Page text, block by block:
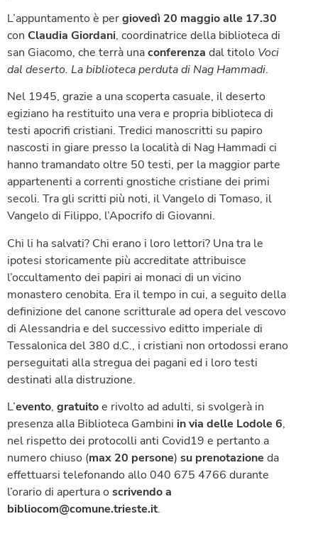
L’appuntamento è pergiovedì 20 maggio alle 17.30
con Claudia Giordani, coordinatrice della biblioteca di
san Giacomo, che terrà unaconferenza dal titolo Voci
dal deserto. La biblioteca perduta di Nag Hammadi.
Nel 1945, grazie a una scoperta casuale, il deserto
egiziano ha restituito una vera e propria biblioteca di
testi apocrifi cristiani. Tredici manoscritti su papiro
nascosti in giare presso la località di Nag Hammadi ci
hanno tramandato oltre 50 testi, per la maggior parte
appartenenti a correnti gnostiche cristiane dei primi
secoli. Tra gli scritti più noti, il Vangelo di Tomaso, il
Vangelo di Filippo, l’Apocrifo di Giovanni.
Chi li ha salvati? Chi erano i loro lettori? Una tra le
ipotesi storicamente più accreditate attribuisce
l’occultamento dei papiri ai monaci di un vicino
monastero cenobita. Era il tempo in cui, a seguito della
definizione del canone scritturale ad opera del vescovo
di Alessandria e del successivo editto imperiale di
Tessalonica del 380 d.C., i cristiani non ortodossi erano
perseguitati alla stregua dei pagani ed i loro testi
destinati alla distruzione.
L’evento, gratuitoe rivolto ad adulti, si svolgerà in
presenza alla Biblioteca Gambini in via delle Lodole 6,
nel rispetto dei protocolli anti Covid19 e pertanto a
numero chiuso (max 20 persone) su prenotazione da
effettuarsi telefonando allo 040 675 4766 durante
l’orario di apertura o scrivendo a
bibliocom@comune.trieste.it.